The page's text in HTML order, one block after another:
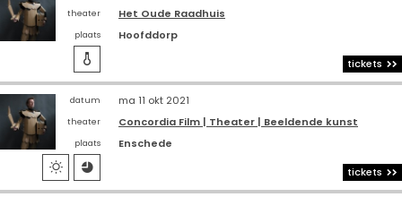
theater Het Oude Raadhuis
plaats Hoofddorp
 tickets
datum ma 11 okt 2021
theater Concordia Film | Theater | Beeldende kunst
plaats Enschede
  tickets